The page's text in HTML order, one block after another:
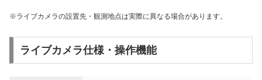
※ライブカメラの設置先・観測地点は実際に異なる場合があります。
ライブカメラ仕様・操作機能